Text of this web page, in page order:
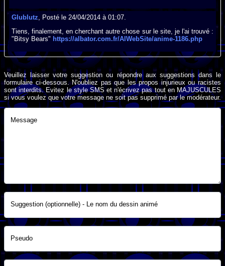
Glublutz , Posté le 24/04/2014 à 01:07.
Tiens, finalement, en cherchant autre chose sur le site, je l'ai trouvé :
"Bitsy Bears" https://albator.com.fr/AlWebSite/anime-1186.php
Veuillez laisser votre suggestion ou répondre aux suggestions dans le
formulaire ci-dessous. N'oubliez pas que les propos injurieux ou racistes
sont interdits. Evitez le style SMS et n'écrivez pas tout en MAJUSCULES
si vous voulez que votre message ne soit pas supprimé par le modérateur.
Message
Suggestion (optionnelle) - Le nom du dessin animé
Pseudo